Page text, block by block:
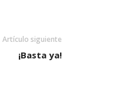
Artículo siguiente
¡Basta ya!